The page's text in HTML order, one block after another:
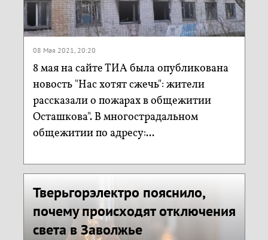
08 Мая 2021, 20:20
8 мая на сайте ТИА была опубликована
новость "Нас хотят сжечь": жители
рассказали о пожарах в общежитии
Осташкова". В многострадальном
общежитии по адресу:...
Тверьгорэлектро пояснило,
почему происходят отключения
света в Заволжье